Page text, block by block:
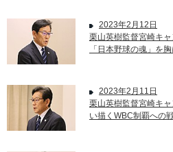
2023年2月12日
栗山英樹監督宮崎キ
「日本野球の魂」を
2023年2月11日
栗山英樹監督宮崎キ
い描くWBC制覇への